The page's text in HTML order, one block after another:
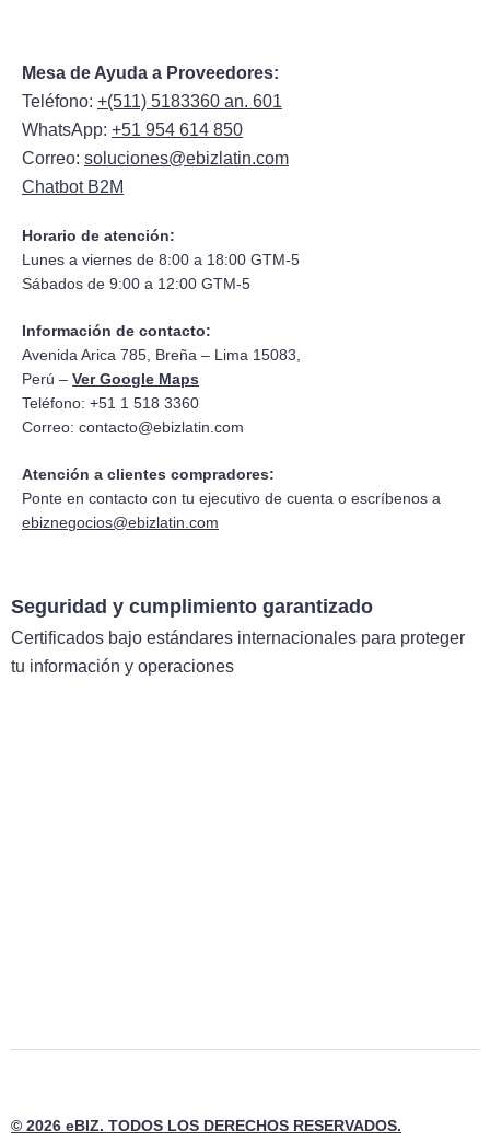
Mesa de Ayuda a Proveedores:
Teléfono: +(511) 5183360 an. 601
WhatsApp: +51 954 614 850
Correo: soluciones@ebizlatin.com
Chatbot B2M
Horario de atención:
Lunes a viernes de 8:00 a 18:00 GTM-5
Sábados de 9:00 a 12:00 GTM-5
Información de contacto:
Avenida Arica 785, Breña – Lima 15083,
Perú – Ver Google Maps
Teléfono: +51 1 518 3360
Correo: contacto@ebizlatin.com
Atención a clientes compradores:
Ponte en contacto con tu ejecutivo de cuenta o escríbenos a
ebiznegocios@ebizlatin.com
Seguridad y cumplimiento garantizado
Certificados bajo estándares internacionales para proteger
tu información y operaciones
© 2026 eBIZ. TODOS LOS DERECHOS RESERVADOS.